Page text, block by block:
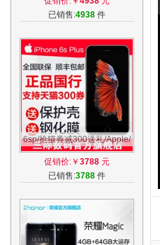
4G手机
已销售:4938 件
6sp/抢猫券减300送礼/Apple/
苹果 iPhone 6s Plus 全网4G
手机国行
促销价:￥ 3788 元
已销售:3788 件